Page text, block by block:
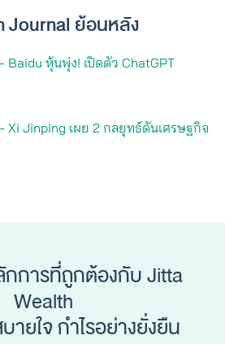
Journal ย้อนหลัง
หุ้นพุ่ง! เปิดตัว ChatGPT
Xi Jinping เผย 2 กลยุทธ์ดันเศรษฐกิจ
การที่ถูกต้องกับ Jitta
Wealth
ายใจ กำไรอย่างยั่งยืน